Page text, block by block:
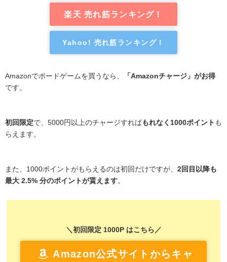
楽天 売れ筋ランキング！
Yahoo! 売れ筋ランキング！
Amazonでボードゲームを買うなら、
「Amazonチャージ」がお得
です。
初回限定で、5000円以上のチャージすればもれなく1000ポイント も
らえます。
また、1000ポイントがもらえるのは初回だけですが、 2回目以降も
最大 2.5% 分のポイントが貰えます。
＼初回限定 1000P はこちら／
Amazon公式サイトからキャ